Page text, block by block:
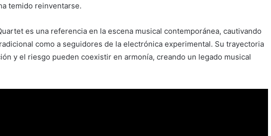
temido reinventarse.
es una referencia en la escena musical contemporánea, cautivando
como a seguidores de la electrónica experimental. Su trayectoria
y el riesgo pueden coexistir en armonía, creando un legado musical